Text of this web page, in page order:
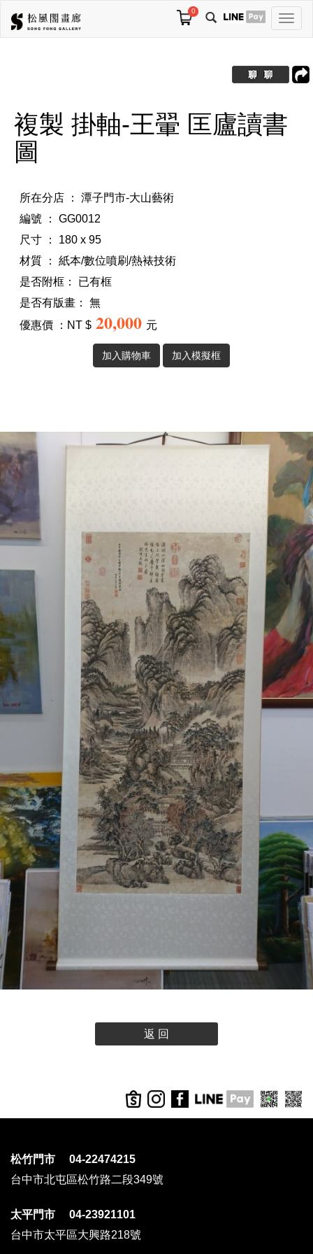
切
換
航
0
複製 掛軸-王翬 匡廬讀書
圖
所在分店 ： 潭子門市-大山藝術
編號 ： GG0012
尺寸 ： 180 x 95
材質 ： 紙本/數位噴刷/熱裱技術
是否附框：
已有框
是否有版畫：
無
優惠價 ：NT $ 20,000 元
返 回
松竹門市 04-22474215
台中市北屯區松竹路二段349號
太平門市 04-23921101
台中市太平區大興路218號